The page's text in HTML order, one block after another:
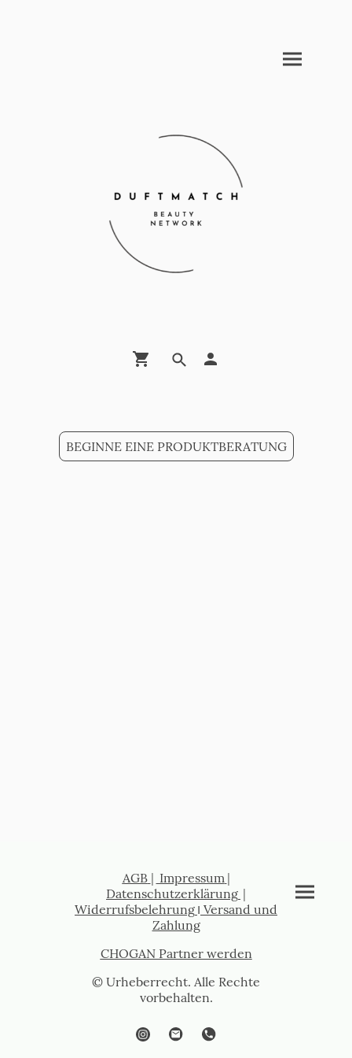
BEGINNE EINE PRODUKTBERATUNG
AGB | Impressum |
Datenschutzerklärung |
Widerrufsbelehrung I Versand und
Zahlung
CHOGAN Partner werden
© Urheberrecht. Alle Rechte
vorbehalten.